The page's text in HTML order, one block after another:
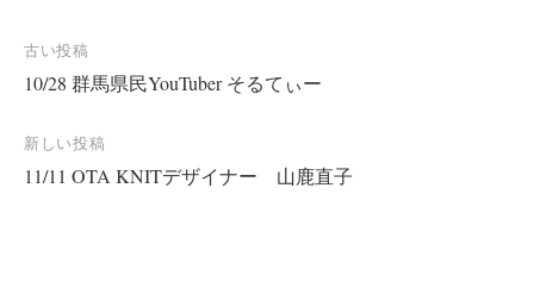
投
稿
ナ
ビ
古い投稿
10/28 群馬県民YouTuber そるてぃー
新しい投稿
11/11 OTA KNITデザイナー 山鹿直子